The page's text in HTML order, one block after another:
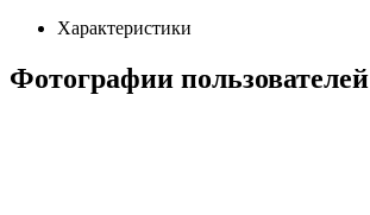
Характеристики
Фотографии пользователей